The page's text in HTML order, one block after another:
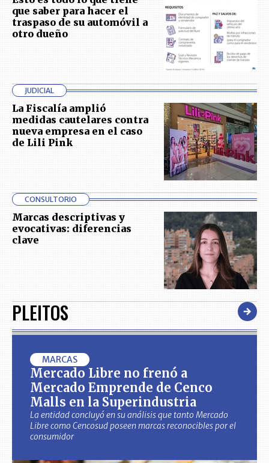
que saber para hacer el
traspaso de su automóvil a
otro dueño
JUDICIAL
La Fiscalía amplió
medidas cautelares contra
nueva empresa en el caso
de Lili Pink
CONSULTORIO
Marcas descriptivas y
evocativas: diferencias
clave
PLEITOS
MARCAS
Mercado Libre no frenó a
Mercado Emprende de Cenco
Malls en la Superindustria
La entidad concluyó en su análisis que tanto Mercado
Libre como Cencosud poseen marcas reconocibles por el
consumidor